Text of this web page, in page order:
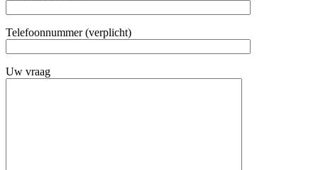
Telefoonnummer (verplicht)
Uw vraag